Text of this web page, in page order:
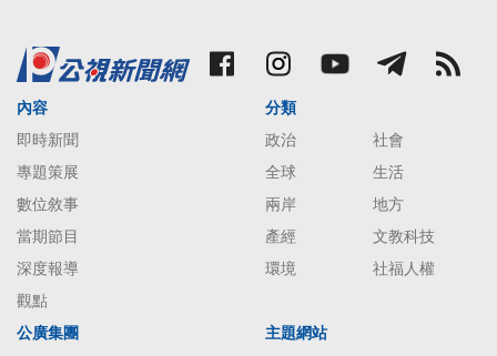
內容
即時新聞
專題策展
數位敘事
當期節目
深度報導
觀點
分類
政治
社會
全球
生活
兩岸
地方
產經
文教科技
環境
社福人權
公廣集團
主題網站